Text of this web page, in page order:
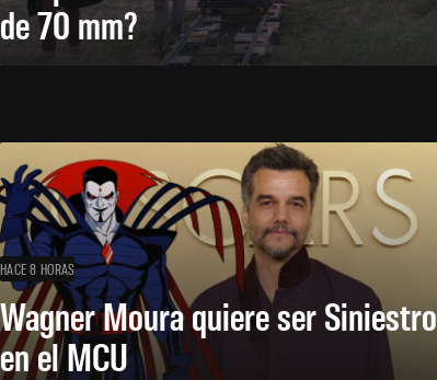
de 70 mm?
HACE 8 HORAS
Wagner Moura quiere ser Siniestro
en el MCU